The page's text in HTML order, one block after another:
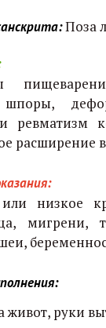
Поза
шпоры,
ревматизм
расширение
низкое
мигрени,
живот, руки